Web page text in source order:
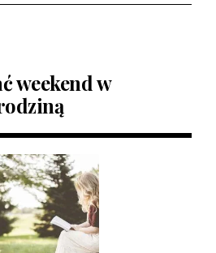
weekend w